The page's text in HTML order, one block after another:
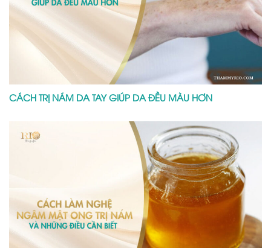
CÁCH TRỊ NÁM DA TAY GIÚP DA ĐỀU MÀU HƠN